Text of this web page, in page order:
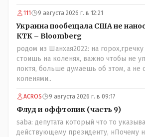
к Трампу. Ну и западные страны тем
предоставляли Зеленскому убежище,
которые развернулись потом на 180
посмотрев на того, как он не сдался,
живешь и многое знаешь о тех, на
просто прагматизм и ничего личного.
встанут под нас и наоборот и все это
111 9 августа 2026 г. в 12:21
Украина пообещала США не
КТК – Bloomberg
родом из Шанхая2022: на
стоишь на коленях, важно чтобы не
локтя, больше думаешь об этом, а не
коленями..
ACROS 9 августа 2026 г. в 09:17
Флуд и оффтопик (часть 9)
saba: депутата который что то
действующему президенту, нПочему